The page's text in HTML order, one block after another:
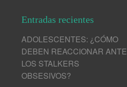
Entradas recientes
ADOLESCENTES: ¿CÓMO
DEBEN REACCIONAR ANTE
LOS STALKERS
OBSESIVOS?